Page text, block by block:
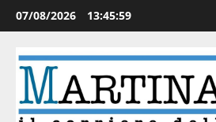
07/08/2026 13:46:00